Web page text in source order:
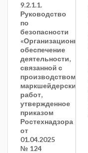
9.2.1.1.
Руководство
по
безопасности
«Организационное
обеспечение
деятельности,
связанной с
производством
маркшейдерских
работ,
утвержденное
приказом
Ростехнадзора
от
01.04.2025
№ 124